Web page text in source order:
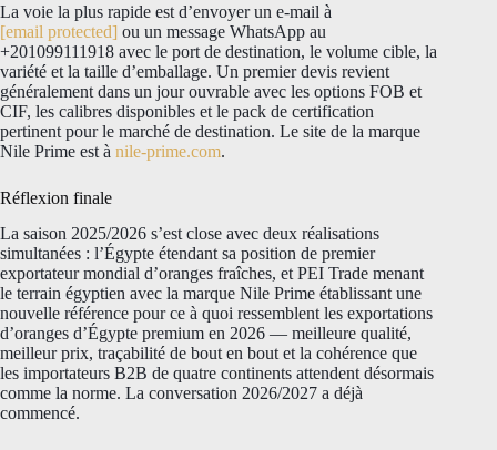
La voie la plus rapide est d’envoyer un e-mail à
[email protected] ou un message WhatsApp au
+201099111918 avec le port de destination, le volume cible, la
variété et la taille d’emballage. Un premier devis revient
généralement dans un jour ouvrable avec les options FOB et
CIF, les calibres disponibles et le pack de certification
pertinent pour le marché de destination. Le site de la marque
Nile Prime est à nile-prime.com.
Réflexion finale
La saison 2025/2026 s’est close avec deux réalisations
simultanées : l’Égypte étendant sa position de premier
exportateur mondial d’oranges fraîches, et PEI Trade menant
le terrain égyptien avec la marque Nile Prime établissant une
nouvelle référence pour ce à quoi ressemblent les exportations
d’oranges d’Égypte premium en 2026 — meilleure qualité,
meilleur prix, traçabilité de bout en bout et la cohérence que
les importateurs B2B de quatre continents attendent désormais
comme la norme. La conversation 2026/2027 a déjà
commencé.